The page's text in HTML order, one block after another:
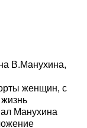
В.Манухина,
женщин, с
Манухина